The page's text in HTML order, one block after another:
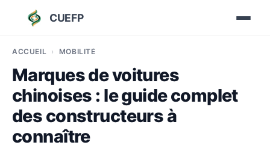
CUEFP
ACCUEIL MOBILITÉ
Marques de voitures
chinoises : le guide complet
des constructeurs à
connaître